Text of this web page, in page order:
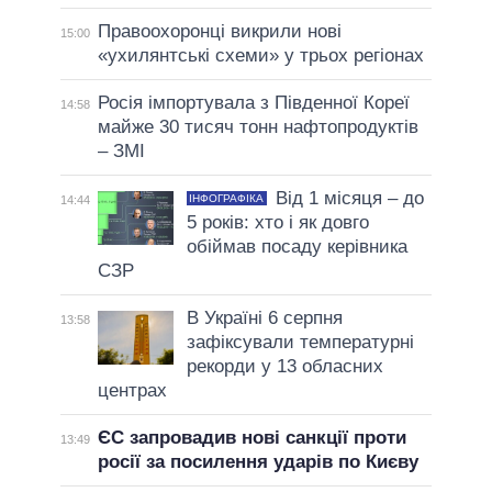
15:00
Правоохоронці викрили нові
«ухилянтські схеми» у трьох регіонах
14:58
Росія імпортувала з Південної Кореї
майже 30 тисяч тонн нафтопродуктів
– ЗМІ
14:44 ІНФОГРАФІКА
Від 1 місяця – до
5 років: хто і як довго
обіймав посаду керівника
СЗР
13:58
В Україні 6 серпня
зафіксували температурні
рекорди у 13 обласних
центрах
13:49 ЄС запровадив нові санкції проти
росії за посилення ударів по Києву